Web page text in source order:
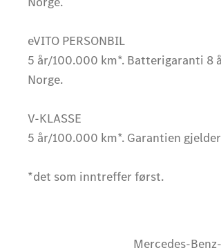
eVITO PERSONBIL
5 år/100.000 km*. Batterigaranti 8
Norge.
V-KLASSE
5 år/100.000 km*. Garantien
*det som inntreffer først.
Mercedes-